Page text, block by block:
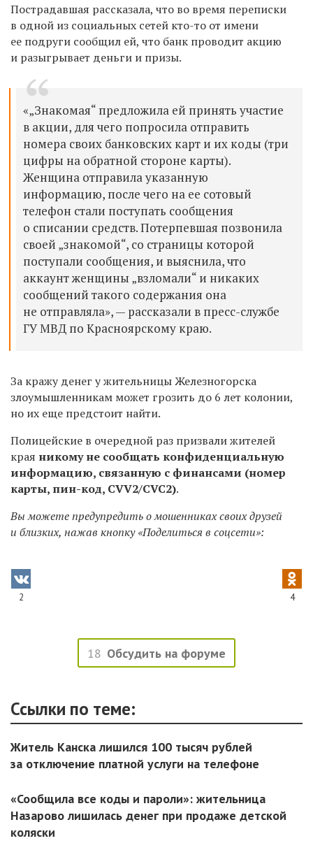
Пострадавшая рассказала, что во время переписки
в одной из социальных сетей кто-то от имени
ее подруги сообщил ей, что банк проводит акцию
и разыгрывает деньги и призы.
«„Знакомая“ предложила ей принять участие
в акции, для чего попросила отправить
номера своих банковских карт и их коды (три
цифры на обратной стороне карты).
Женщина отправила указанную
информацию, после чего на ее сотовый
телефон стали поступать сообщения
о списании средств. Потерпевшая позвонила
своей „знакомой“, со страницы которой
поступали сообщения, и выяснила, что
аккаунт женщины „взломали“ и никаких
сообщений такого содержания она
не отправляла», — рассказали в пресс-службе
ГУ МВД по Красноярскому краю.
За кражу денег у жительницы Железногорска
злоумышленникам может грозить до 6 лет колонии,
но их еще предстоит найти.
Полицейские в очередной раз призвали жителей
края никому не сообщать конфиденциальную
информацию, связанную с финансами (номер
карты, пин-код, CVV2/CVC2).
Вы можете предупредить о мошенниках своих друзей
и близких, нажав кнопку «Поделиться в соцсети»:
2 4
18 Обсудить на форуме
Ссылки по теме:
Житель Канска лишился 100 тысяч рублей
за отключение платной услуги на телефоне
«Сообщила все коды и пароли»: жительница
Назарово лишилась денег при продаже детской
коляски